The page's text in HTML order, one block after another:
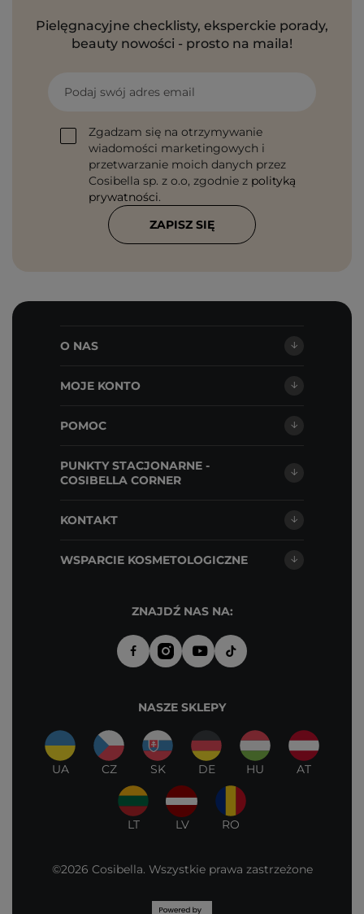
Pielęgnacyjne checklisty, eksperckie porady,
beauty nowości - prosto na maila!
Podaj swój adres email
Zgadzam się na otrzymywanie
wiadomości marketingowych i
przetwarzanie moich danych przez
Cosibella sp. z o.o, zgodnie z polityką
prywatności.
ZAPISZ SIĘ
O NAS
MOJE KONTO
POMOC
PUNKTY STACJONARNE -
COSIBELLA CORNER
KONTAKT
WSPARCIE KOSMETOLOGICZNE
ZNAJDŹ NAS NA:
NASZE SKLEPY
UA CZ SK DE HU AT
LT LV RO
©2026 Cosibella. Wszystkie prawa zastrzeżone